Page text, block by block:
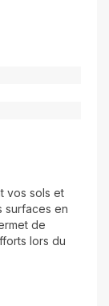
vos sols et
surfaces en
de
lors du